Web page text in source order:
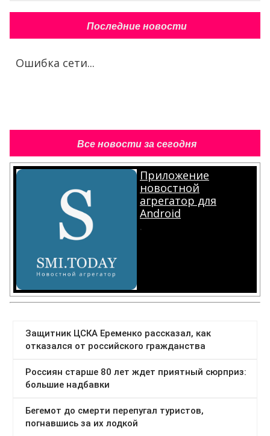
Последние новости
Ошибка сети...
Все новости за сегодня
Приложение
новостной
агрегатор для
Android
.